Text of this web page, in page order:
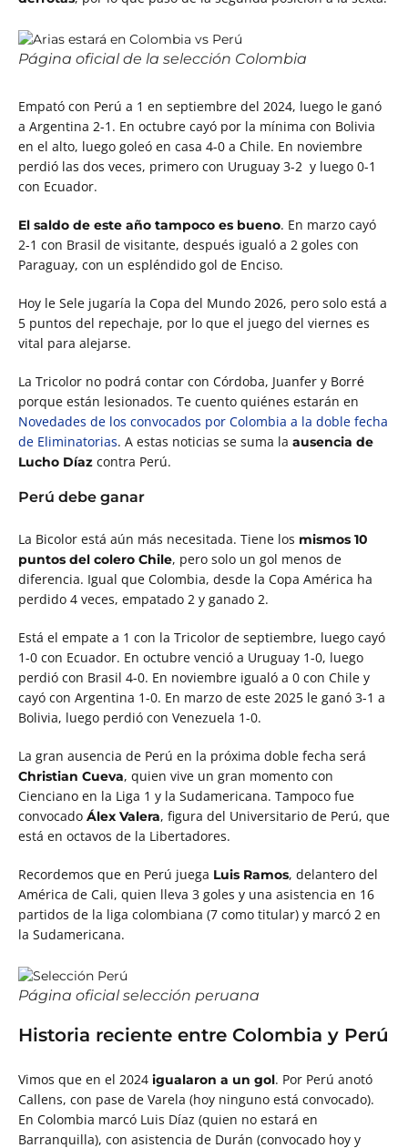
Página oficial de la selección Colombia
Empató con Perú a 1 en septiembre del 2024, luego le ganó
a Argentina 2-1. En octubre cayó por la mínima con Bolivia
en el alto, luego goleó en casa 4-0 a Chile. En noviembre
perdió las dos veces, primero con Uruguay 3-2 y luego 0-1
con Ecuador.
El saldo de este año tampoco es bueno. En marzo cayó
2-1 con Brasil de visitante, después igualó a 2 goles con
Paraguay, con un espléndido gol de Enciso.
Hoy le Sele jugaría la Copa del Mundo 2026, pero solo está a
5 puntos del repechaje, por lo que el juego del viernes es
vital para alejarse.
La Tricolor no podrá contar con Córdoba, Juanfer y Borré
porque están lesionados. Te cuento quiénes estarán en
Novedades de los convocados por Colombia a la doble fecha
de Eliminatorias. A estas noticias se suma la ausencia de
Lucho Díaz contra Perú.
Perú debe ganar
La Bicolor está aún más necesitada. Tiene los mismos 10
puntos del colero Chile, pero solo un gol menos de
diferencia. Igual que Colombia, desde la Copa América ha
perdido 4 veces, empatado 2 y ganado 2.
Está el empate a 1 con la Tricolor de septiembre, luego cayó
1-0 con Ecuador. En octubre venció a Uruguay 1-0, luego
perdió con Brasil 4-0. En noviembre igualó a 0 con Chile y
cayó con Argentina 1-0. En marzo de este 2025 le ganó 3-1 a
Bolivia, luego perdió con Venezuela 1-0.
La gran ausencia de Perú en la próxima doble fecha será
Christian Cueva, quien vive un gran momento con
Cienciano en la Liga 1 y la Sudamericana. Tampoco fue
convocado Álex Valera, figura del Universitario de Perú, que
está en octavos de la Libertadores.
Recordemos que en Perú juega Luis Ramos, delantero del
América de Cali, quien lleva 3 goles y una asistencia en 16
partidos de la liga colombiana (7 como titular) y marcó 2 en
la Sudamericana.
Página oficial selección peruana
Historia reciente entre Colombia y Perú
Vimos que en el 2024 igualaron a un gol. Por Perú anotó
Callens, con pase de Varela (hoy ninguno está convocado).
En Colombia marcó Luis Díaz (quien no estará en
Barranquilla), con asistencia de Durán (convocado hoy y